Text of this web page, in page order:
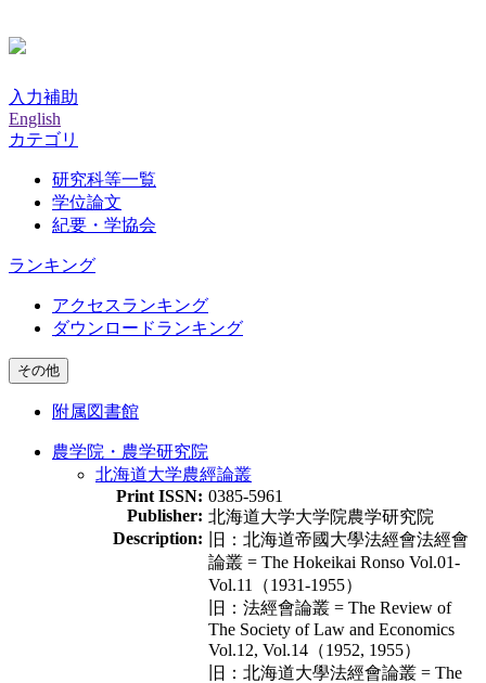
入力補助
English
カテゴリ
研究科等一覧
学位論文
紀要・学協会
ランキング
アクセスランキング
ダウンロードランキング
その他
附属図書館
農学院・農学研究院
北海道大学農經論叢
Print ISSN: 0385-5961
Publisher: 北海道大学大学院農学研究院
Description:
旧：北海道帝國大學法經會法經會
論叢 = The Hokeikai Ronso Vol.01-
Vol.11（1931-1955）
旧：法經會論叢 = The Review of
The Society of Law and Economics
Vol.12, Vol.14（1952, 1955）
旧：北海道大學法經會論叢 = The